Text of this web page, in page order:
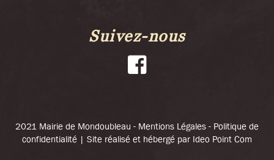
Suivez-nous
2021 Mairie de Mondoubleau - Mentions Légales - Politique de
confidentialité | Site réalisé et hébergé par Ideo Point Com